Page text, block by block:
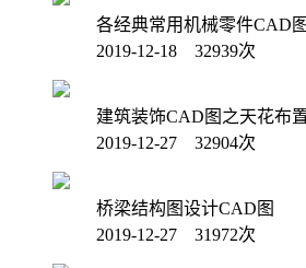
各经典常用机械零件CAD
2019-12-18 32939次
建筑装饰CAD图之天花布
2019-12-27 32904次
桥梁结构图设计CAD图
2019-12-27 31972次